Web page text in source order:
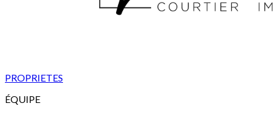
PROPRIETES
ÉQUIPE